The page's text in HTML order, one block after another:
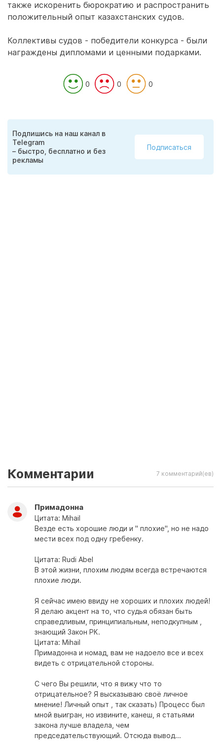
также искоренить бюрократию и распространить
положительный опыт казахстанских судов.
Коллективы судов - победители конкурса - были
награждены дипломами и ценными подарками.
0 0 0
Подпишись на наш канал в
Telegram
– быстро, бесплатно и без
рекламы
Подписаться
Комментарии 7 комментарий(ев)
Примадонна
Цитата: Mihail
Везде есть хорошие люди и " плохие", но не надо
мести всех под одну гребенку.
Цитата: Rudi Abel
В этой жизни, плохим людям всегда встречаются
плохие люди.
Я сейчас имею ввиду не хороших и плохих людей!
Я делаю акцент на то, что судья обязан быть
справедливым, принципиальным, неподкупным ,
знающий Закон РК.
Цитата: Mihail
Примадонна и номад, вам не надоело все и всех
видеть с отрицательной стороны.
С чего Вы решили, что я вижу что то
отрицательное? Я высказываю своё личное
мнение! Личный опыт , так сказать) Процесс был
мной выигран, но извините, канеш, я статьями
закона лучше владела, чем
председательствующий. Отсюда вывод...